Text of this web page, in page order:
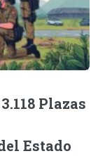
Plazas
Estado